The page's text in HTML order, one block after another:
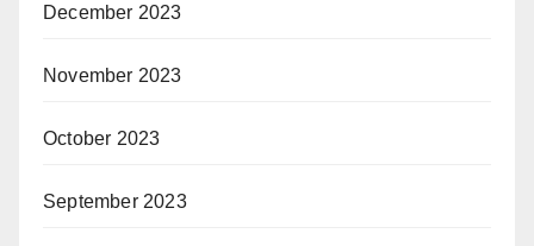
December 2023
November 2023
October 2023
September 2023